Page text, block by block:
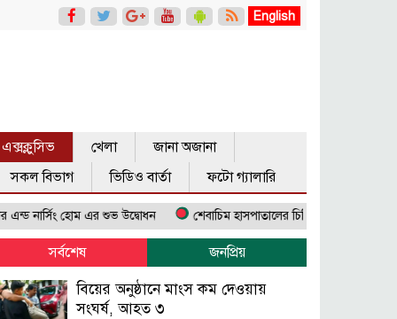
English
এক্সক্লুসিভ খেলা
জানা অজানা
সকল বিভাগ ভিডিও বার্তা ফটো গ্যালারি
এর শুভ উদ্বোধন শেবাচিম হাসপাতালের চিকিৎসা ব্যবস্থা ঢেলে সাজানোর ঘোষণা
সর্বশেষ জনপ্রিয়
বিয়ের অনুষ্ঠানে মাংস কম দেওয়ায়
সংঘর্ষ, আহত ৩